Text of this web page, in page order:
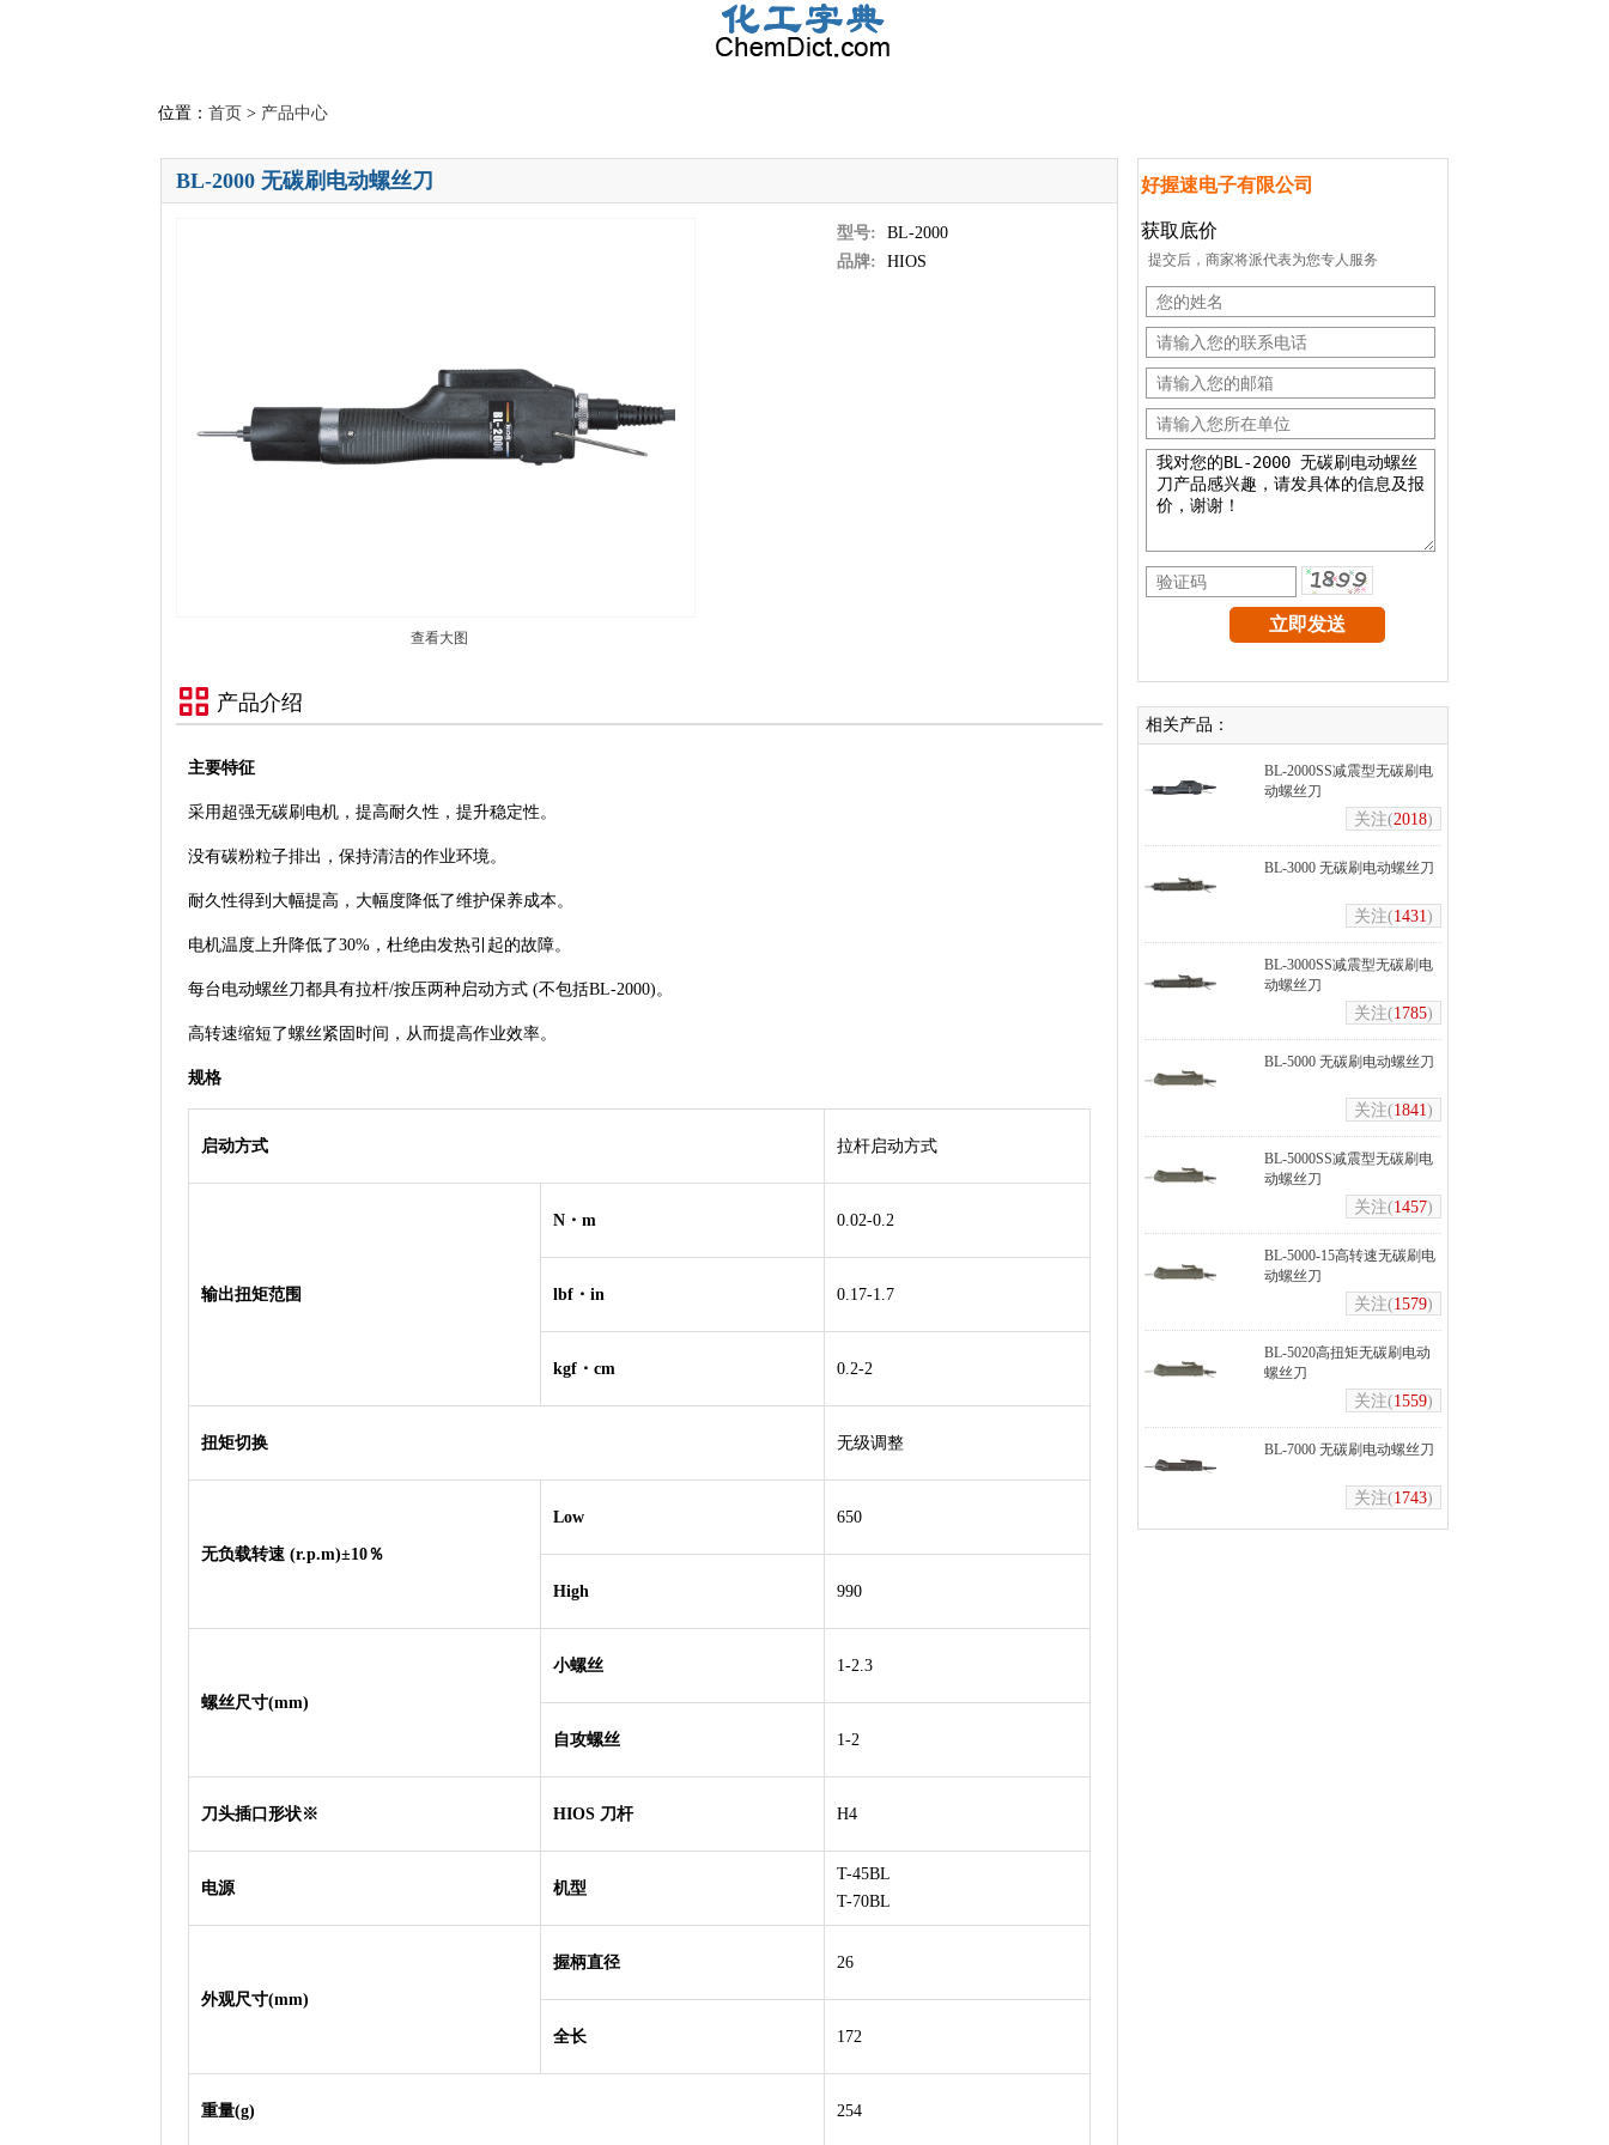
位置： 首页 > 产品中心
BL-2000 无碳刷电动螺丝刀
查看大图
型号:
BL-2000
品牌:
HIOS
产品介绍
主要特征
采用超强无碳刷电机，提高耐久性，提升稳定性。
没有碳粉粒子排出，保持清洁的作业环境。
耐久性得到大幅提高，大幅度降低了维护保养成本。
电机温度上升降低了30%，杜绝由发热引起的故障。
每台电动螺丝刀都具有拉杆/按压两种启动方式 (不包括BL-2000)。
高转速缩短了螺丝紧固时间，从而提高作业效率。
规格
启动方式 拉杆启动方式
输出扭矩范围
N・m 0.02-0.2
lbf・in 0.17-1.7
kgf・cm 0.2-2
扭矩切换 无级调整
无负载转速 (r.p.m)±10％
Low 650
High 990
螺丝尺寸(mm)
小螺丝 1-2.3
自攻螺丝 1-2
刀头插口形状※ HIOS 刀杆 H4
电源 机型
T-45BL
T-70BL
外观尺寸(mm)
握柄直径 26
全长 172
重量(g) 254
好握速电子有限公司
获取底价
提交后，商家将派代表为您专人服务
相关产品：
BL-2000SS减震型无碳刷电
动螺丝刀
关注(2018)
BL-3000 无碳刷电动螺丝刀
关注(1431)
BL-3000SS减震型无碳刷电
动螺丝刀
关注(1785)
BL-5000 无碳刷电动螺丝刀
关注(1841)
BL-5000SS减震型无碳刷电
动螺丝刀
关注(1457)
BL-5000-15高转速无碳刷电
动螺丝刀
关注(1579)
BL-5020高扭矩无碳刷电动
螺丝刀
关注(1559)
BL-7000 无碳刷电动螺丝刀
关注(1743)